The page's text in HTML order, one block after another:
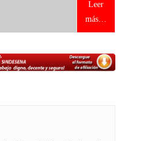
Leer
más…